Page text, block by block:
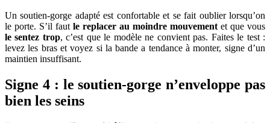
Un soutien-gorge adapté est confortable et se fait oublier lorsqu’on
le porte. S’il faut le replacer au moindre mouvement et que vous
le sentez trop, c’est que le modèle ne convient pas. Faites le test :
levez les bras et voyez si la bande a tendance à monter, signe d’un
maintien insuffisant.
Signe 4 : le soutien-gorge n’enveloppe pas
bien les seins